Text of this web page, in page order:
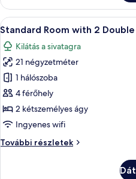
Queen
Bed
további
részletei
A
következő
szoba
összes
képének
megtekintése:
Standard
Room
2
5
Standard Room with 2
Kilátás a sivatagra
21 négyzetméter
1 hálószoba
4 férőhely
2 kétszemélyes ágy
Ingyenes wifi
További részletek
Standard